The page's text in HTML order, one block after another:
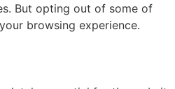
But opting out of some of
browsing experience.